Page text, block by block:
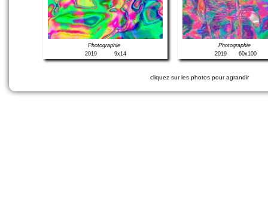
Photographie
2019
9x14
Photographie
2019
60x100
cliquez sur les photos pour agrandir